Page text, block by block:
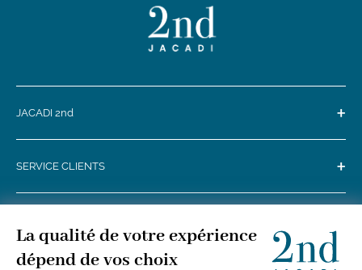
JACADI 2nd +
SERVICE CLIENTS +
MENTIONS LÉGALES
DONNÉES PERSONNELLES